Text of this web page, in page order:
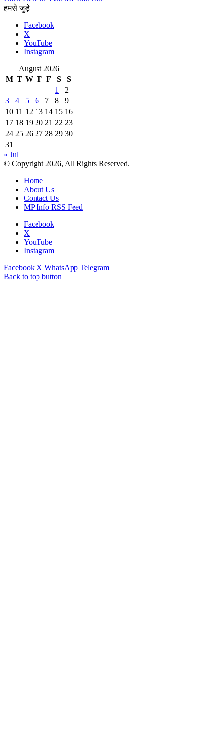
हमसे जुड़े
Facebook
X
YouTube
Instagram
August 2026
M T W T F S
S
1
2
3
4 5 6 7 8
9
10 11 12 13 14 15 16
17 18 19 20 21 22 23
24 25 26 27 28 29 30
31
« Jul
© Copyright 2026, All Rights Reserved.
Home
About Us
Contact Us
MP Info RSS Feed
Facebook
X
YouTube
Instagram
Facebook X WhatsApp Telegram
Back to top button